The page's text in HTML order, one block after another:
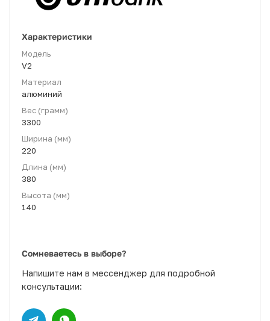
Характеристики
Модель
V2
Материал
алюминий
Вес (грамм)
3300
Ширина (мм)
220
Длина (мм)
380
Высота (мм)
140
Сомневаетесь в выборе?
Напишите нам в мессенджер для подробной
консультации: